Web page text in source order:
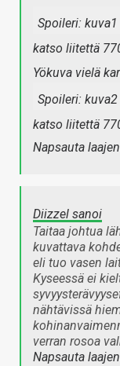
Spoileri: kuva1
katso liitettä
Yökuva vielä
Spoileri: kuva2
katso liitettä
Napsauta
Diizzel sanoi
Taitaa johtua
kuvattava
eli tuo vasen
Kyseessä ei
nähtävissä
verran rosoa
Napsauta